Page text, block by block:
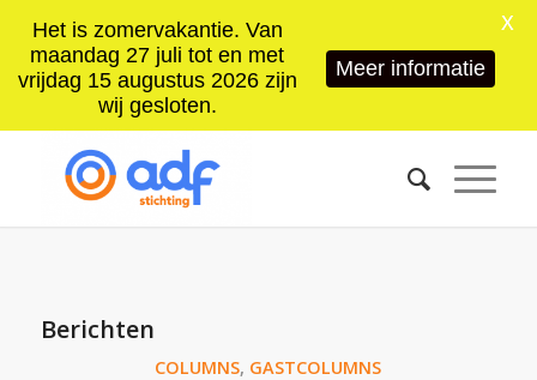
Berichten
COLUMNS, GASTCOLUMNS
Het is zomervakantie. Van
maandag 27 juli tot en met
vrijdag 15 augustus 2026 zijn
wij gesloten.
Meer informatie
X